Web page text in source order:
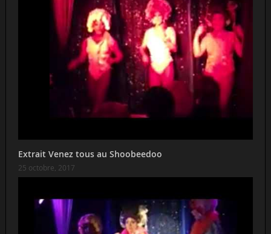
Extrait Venez tous au Shoobeedoo
25 octobre, 2017